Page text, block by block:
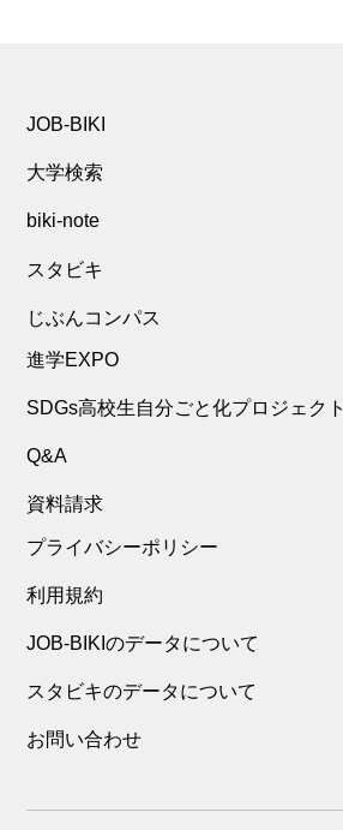
JOB-BIKI
大学検索
biki-note
スタビキ
じぶんコンパス
進学EXPO
SDGs高校生自分ごと化プロジェクト
Q&A
資料請求
プライバシーポリシー
利用規約
JOB-BIKIのデータについて
スタビキのデータについて
お問い合わせ